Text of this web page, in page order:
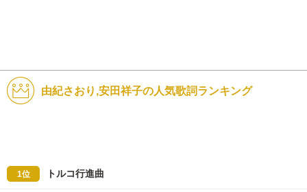
由紀さおり,安田祥子の人気歌詞ランキング
1位 トルコ行進曲